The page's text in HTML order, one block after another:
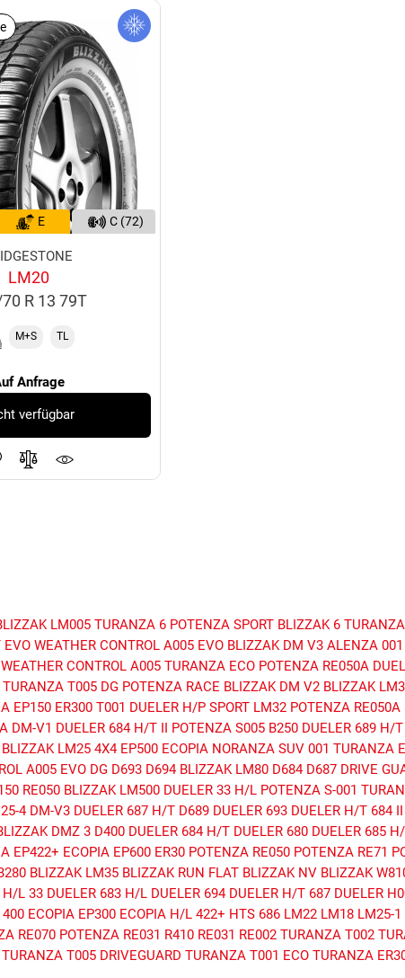
E C (72)
LM20
R 13 79T
M+S TL
Anfrage
verfügbar
LM005 TURANZA 6 POTENZA SPORT BLIZZAK 6
EVO WEATHER CONTROL A005 EVO BLIZZAK DM V3 ALENZA 001
WEATHER CONTROL A005 TURANZA ECO POTENZA RE050A
TURANZA T005 DG POTENZA RACE BLIZZAK DM V2 BLIZZAK
EP150 ER300 T001 DUELER H/P SPORT LM32 POTENZA RE050A
DM-V1 DUELER 684 H/T II POTENZA S005 B250 DUELER 689 H/T
BLIZZAK LM25 4X4 EP500 ECOPIA NORANZA SUV 001 TURANZA
A005 EVO DG D693 D694 BLIZZAK LM80 D684 D687 DRIVE
RE050 BLIZZAK LM500 DUELER 33 H/L POTENZA S-001
4 DM-V3 DUELER 687 H/T D689 DUELER 693 DUELER H/T 684 II
DMZ 3 D400 DUELER 684 H/T DUELER 680 DUELER 685
EP422+ ECOPIA EP600 ER30 POTENZA RE050 POTENZA RE71
BLIZZAK LM35 BLIZZAK RUN FLAT BLIZZAK NV BLIZZAK
H/L 33 DUELER 683 H/L DUELER 694 DUELER H/T 687 DUELER
400 ECOPIA EP300 ECOPIA H/L 422+ HTS 686 LM22 LM18 LM25-1
RE070 POTENZA RE031 R410 RE031 RE002 TURANZA T002
TURANZA T005 DRIVEGUARD TURANZA T001 ECO TURANZA